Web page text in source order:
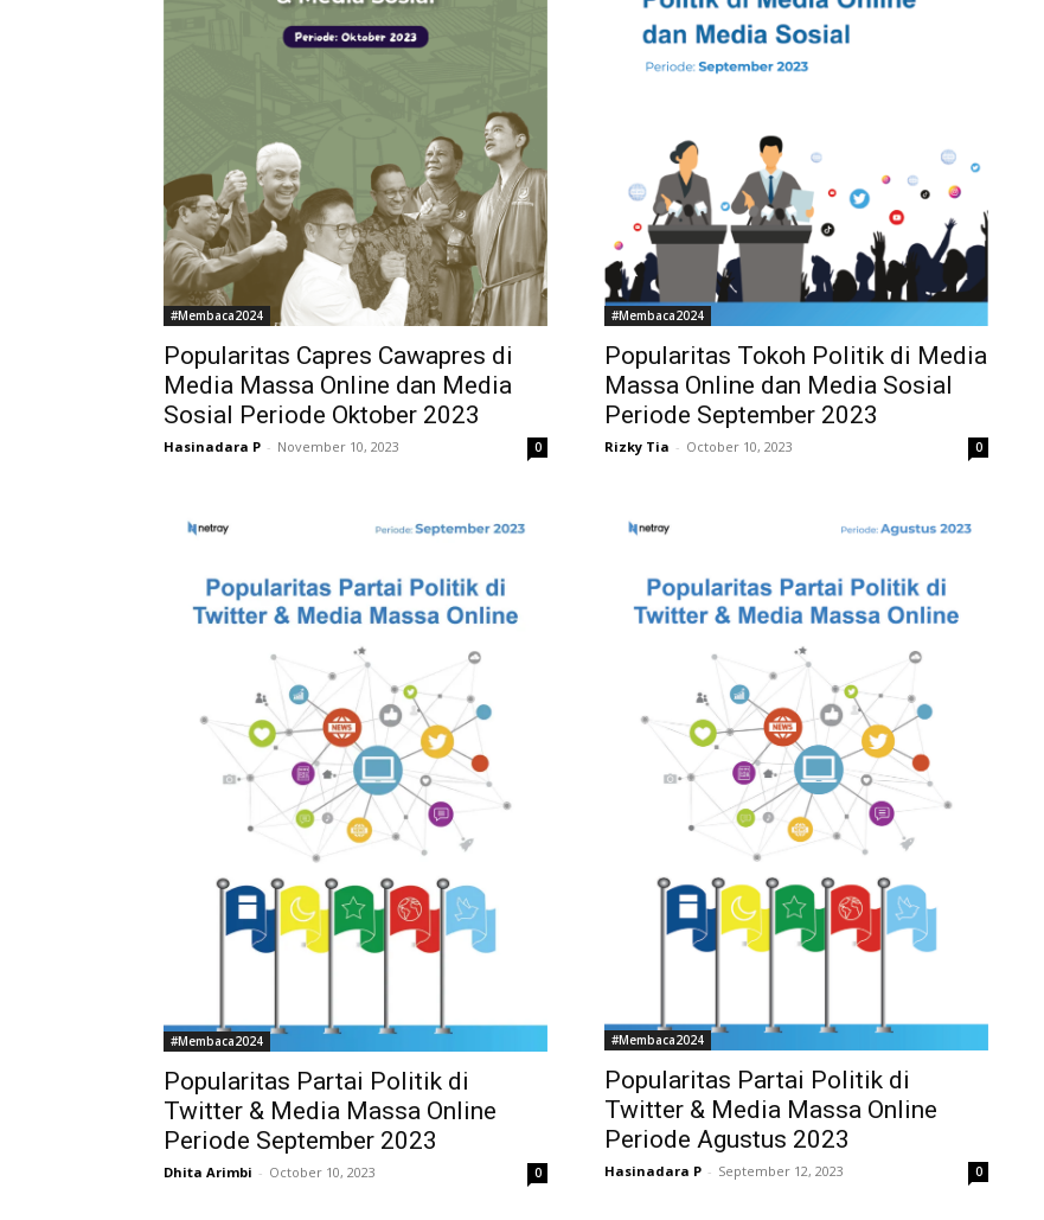
#Membaca2024
Popularitas Capres Cawapres di
Media Massa Online dan Media
Sosial Periode Oktober 2023
Hasinadara P - November 10, 2023 0
#Membaca2024
Popularitas Tokoh Politik di Media
Massa Online dan Media Sosial
Periode September 2023
Rizky Tia - October 10, 2023 0
#Membaca2024
Popularitas Partai Politik di
Twitter & Media Massa Online
Periode September 2023
Dhita Arimbi - October 10, 2023 0
#Membaca2024
Popularitas Partai Politik di
Twitter & Media Massa Online
Periode Agustus 2023
Hasinadara P - September 12, 2023 0